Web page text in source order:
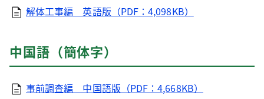
解体工事編 英語版（PDF：4,098KB）
中国語（簡体字）
事前調査編 中国語版（PDF：4,668KB）